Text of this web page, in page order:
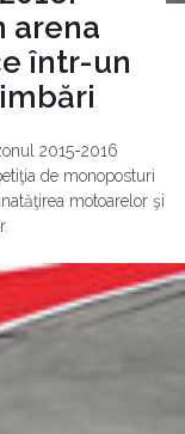
arena
într-un
2015-2016
de monoposturi
motoarelor şi